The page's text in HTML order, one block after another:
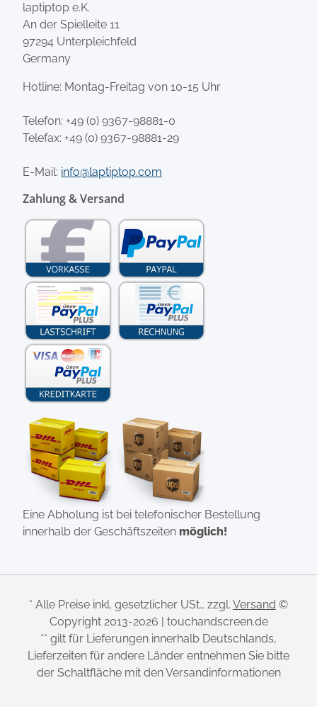
laptiptop e.K.
An der Spielleite 11
97294 Unterpleichfeld
Germany
Hotline: Montag-Freitag von 10-15 Uhr
Telefon: +49 (0) 9367-98881-0
Telefax: +49 (0) 9367-98881-29
E-Mail: info@laptiptop.com
Zahlung & Versand
Eine Abholung ist bei telefonischer Bestellung
innerhalb der Geschäftszeiten möglich!
* Alle Preise inkl. gesetzlicher USt., zzgl. Versand ©
Copyright 2013-2026 | touchandscreen.de
** gilt für Lieferungen innerhalb Deutschlands,
Lieferzeiten für andere Länder entnehmen Sie bitte
der Schaltfläche mit den Versandinformationen